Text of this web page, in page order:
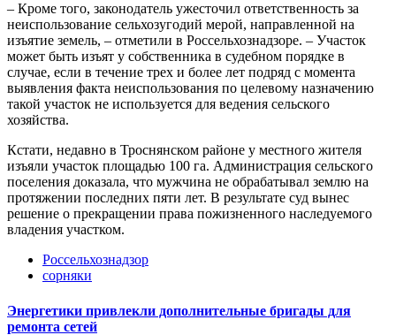
– Кроме того, законодатель ужесточил ответственность за
неиспользование сельхозугодий мерой, направленной на
изъятие земель, – отметили в Россельхознадзоре. – Участок
может быть изъят у собственника в судебном порядке в
случае, если в течение трех и более лет подряд с момента
выявления факта неиспользования по целевому назначению
такой участок не используется для ведения сельского
хозяйства.
Кстати, недавно в Троснянском районе у местного жителя
изъяли участок площадью 100 га. Администрация сельского
поселения доказала, что мужчина не обрабатывал землю на
протяжении последних пяти лет. В результате суд вынес
решение о прекращении права пожизненного наследуемого
владения участком.
Россельхознадзор
сорняки
Энергетики привлекли дополнительные бригады для
ремонта сетей